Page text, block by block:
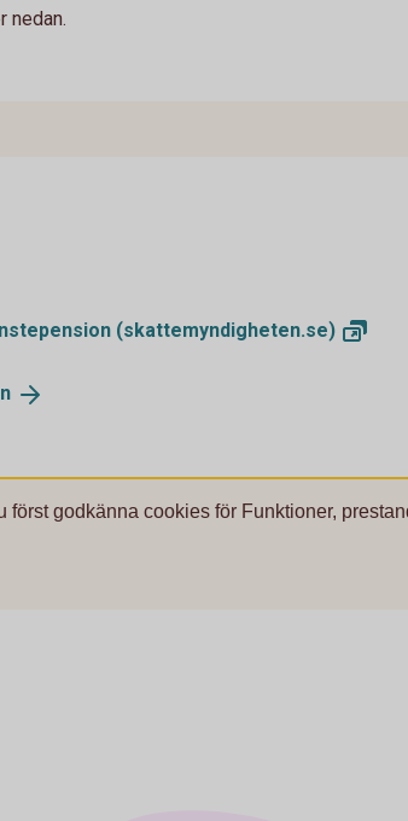
nedan.
(skattemyndigheten.se)
först godkänna cookies för Funktioner,